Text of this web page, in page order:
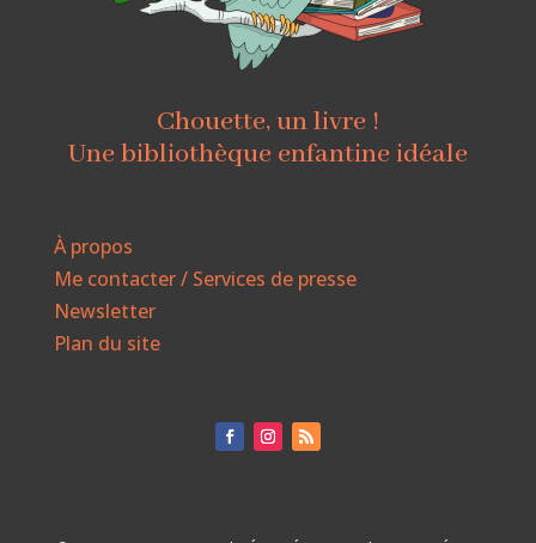
Chouette, un livre !
Une bibliothèque enfantine idéale
À propos
Me contacter / Services de presse
Newsletter
Plan du site